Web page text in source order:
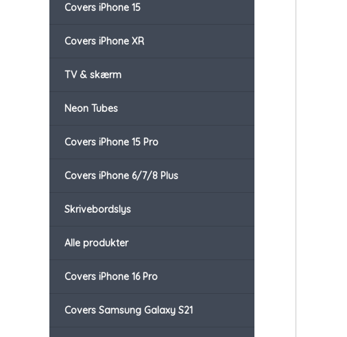
Covers iPhone 15
Covers iPhone XR
TV & skærm
Neon Tubes
Covers iPhone 15 Pro
Covers iPhone 6/7/8 Plus
Skrivebordslys
Alle produkter
Covers iPhone 16 Pro
Covers Samsung Galaxy S21